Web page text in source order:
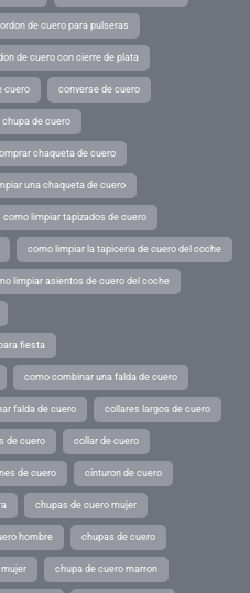
de cuero para pulseras
de cuero con cierre de plata
cuero converse de cuero
de cuero
chaqueta de cuero
una chaqueta de cuero
como limpiar tapizados de cuero
como limpiar la tapiceria de cuero del coche
limpiar asientos de cuero del coche
fiesta
como combinar una falda de cuero
falda de cuero collares largos de cuero
de cuero collar de cuero
de cuero cinturon de cuero
chupas de cuero mujer
hombre chupas de cuero
chupa de cuero marron